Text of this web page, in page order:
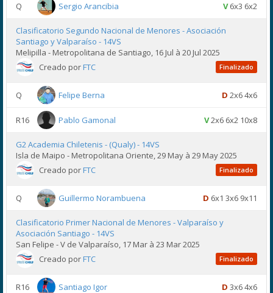
Q Sergio Arancibia V6x3 6x2
Clasificatorio Segundo Nacional de Menores - Asociación
Santiago y Valparaíso - 14VS
Melipilla - Metropolitana de Santiago, 16 Jul à 20 Jul 2025
Creado porFTC Finalizado
Q Felipe Berna D 2x6 4x6
R16 Pablo Gamonal V2x6 6x2 10x8
G2 Academia Chiletenis - (Qualy) - 14VS
Isla de Maipo - Metropolitana Oriente, 29 May à 29 May 2025
Creado porFTC Finalizado
Q Guillermo Norambuena D 6x1 3x6 9x11
Clasificatorio Primer Nacional de Menores - Valparaíso y
Asociación Santiago - 14VS
San Felipe - V de Valparaíso, 17 Mar à 23 Mar 2025
Creado porFTC Finalizado
R16 Santiago Igor D 3x6 4x6